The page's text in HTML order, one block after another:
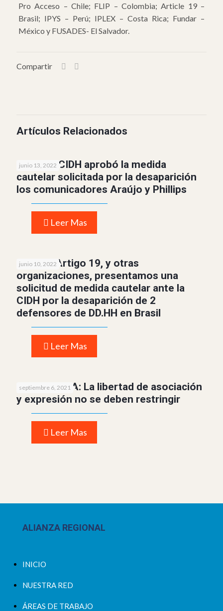
Pro Acceso – Chile; FLIP – Colombia; Article 19 –
Brasil; IPYS – Perú; IPLEX – Costa Rica; Fundar –
México y FUSADES- El Salvador.
Compartir
Artículos Relacionados
junio 13, 2022
Brasil: la CIDH aprobó la medida
cautelar solicitada por la desaparición
los comunicadores Araújo y Phillips
Leer Mas
junio 10, 2022
Junto a Artigo 19, y otras
organizaciones, presentamos una
solicitud de medida cautelar ante la
CIDH por la desaparición de 2
defensores de DD.HH en Brasil
Leer Mas
septiembre 6, 2021
GUATEMALA: La libertad de asociación
y expresión no se deben restringir
Leer Mas
ALIANZA REGIONAL
INICIO
NUESTRA RED
ÁREAS DE TRABAJO